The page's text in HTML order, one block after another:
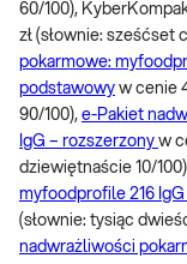
60/100),
zł (słownie: sześćset
pokarmowe:
podstawowy w cenie
90/100), e-Pakiet
IgG – rozszerzony w
dziewiętnaście 10/
myfoodprofile 216
(słownie: tysiąc
nadwrażliwości